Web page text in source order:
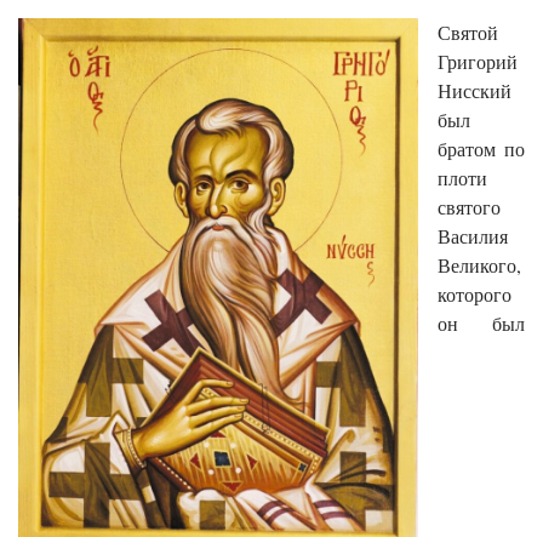
Святой
Григорий
Нисский
был
братом по
плоти
святого
Василия
Великого,
которого
он был